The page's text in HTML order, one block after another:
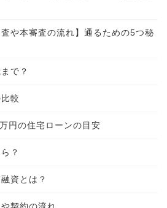
査や本審査の流れ】通るための5つ秘
で？
較
円の住宅ローンの目安
？
資とは？